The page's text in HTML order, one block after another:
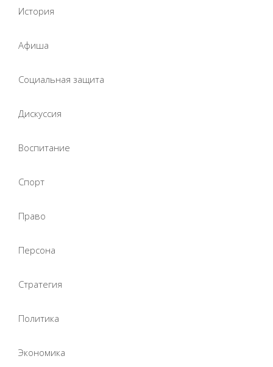
История
Афиша
Социальная защита
Дискуссия
Воспитание
Спорт
Право
Персона
Стратегия
Политика
Экономика